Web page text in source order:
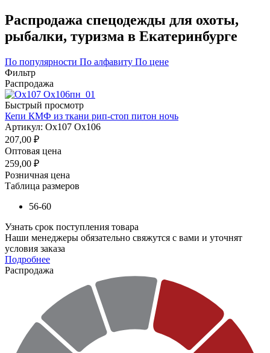
Распродажа спецодежды для охоты,
рыбалки, туризма в Екатеринбурге
По популярности По алфавиту По цене
Фильтр
Распродажа
Быстрый просмотр
Кепи КМФ из ткани рип-стоп питон ночь
Артикул: Ох107 Ох106
207,00 ₽
Оптовая цена
259,00 ₽
Розничная цена
Таблица размеров
56-60
Узнать срок поступления товара
Наши менеджеры обязательно свяжутся с вами и уточнят
условия заказа
Подробнее
Распродажа